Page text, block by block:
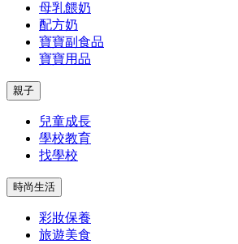
母乳餵奶
配方奶
寶寶副食品
寶寶用品
親子
兒童成長
學校教育
找學校
時尚生活
彩妝保養
旅遊美食